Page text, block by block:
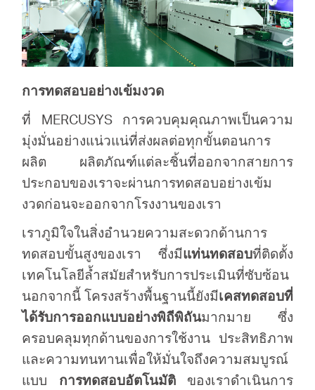
การทดสอบอย่างเข้มงวด
ที่ MERCUSYS การควบคุมคุณภาพเป็นความ
มุ่งมั่นอย่างแน่วแน่ที่ส่งผลต่อทุกขั้นตอนการ
ผลิต ผลิตภัณฑ์แต่ละชิ้นที่ออกจากสายการ
ประกอบของเราจะผ่านการทดสอบอย่างเข้ม
งวดก่อนจะออกจากโรงงานของเรา
เราภูมิใจในสิ่งอำนวยความสะดวกด้านการ
ทดสอบขั้นสูงของเรา ซึ่งมีแท่นทดสอบที่ติดตั้ง
เทคโนโลยีล้ำสมัยสำหรับการประเมินที่ซับซ้อน
นอกจากนี้ โครงสร้างพื้นฐานนี้ยังมีเคสทดสอบที่
ได้รับการออกแบบอย่างพิถีพิถันมากมาย ซึ่ง
ครอบคลุมทุกด้านของการใช้งาน ประสิทธิภาพ
และความทนทานเพื่อให้มั่นใจถึงความสมบูรณ์
แบบ การทดสอบอัตโนมัติของเราดำเนินการ